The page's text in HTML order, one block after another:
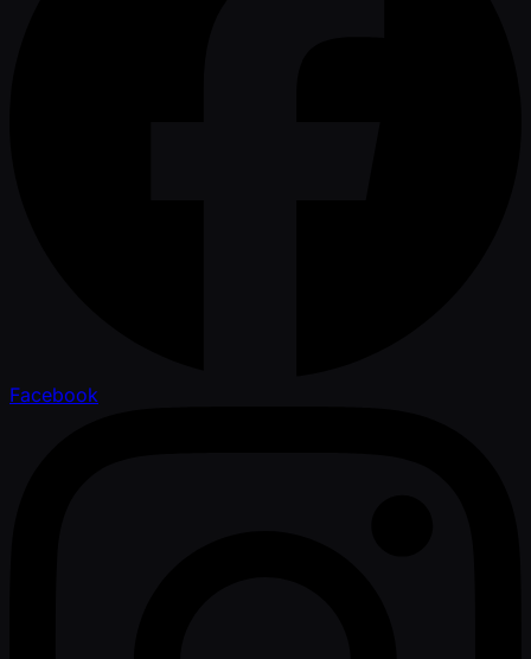
Facebook